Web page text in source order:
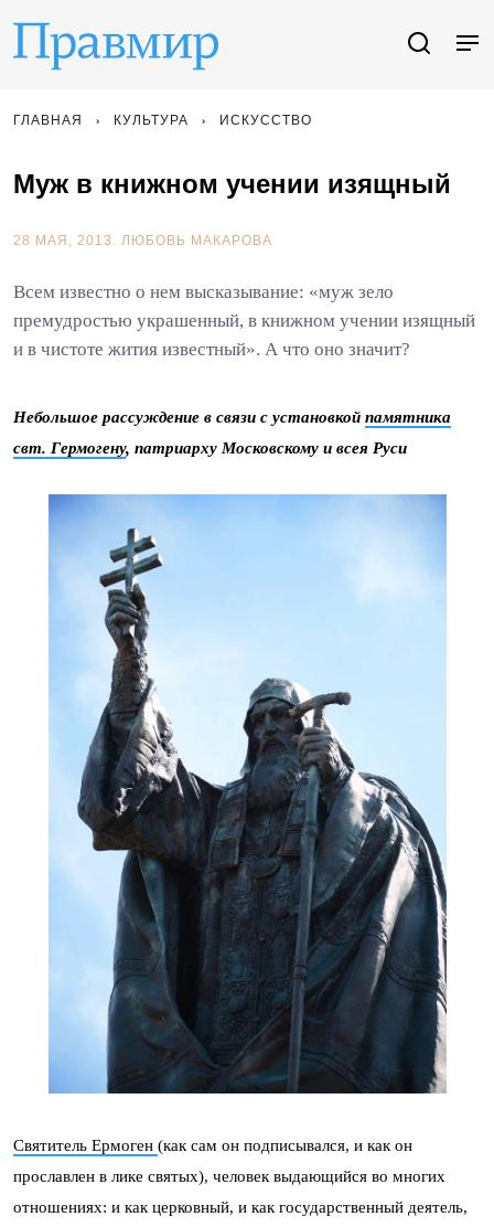
ГЛАВНАЯ КУЛЬТУРА ИСКУССТВО
Муж в книжном учении изящный
28 МАЯ, 2013. ЛЮБОВЬ МАКАРОВА
Всем известно о нем высказывание: «муж зело
премудростью украшенный, в книжном учении изящный
и в чистоте жития известный». А что оно значит?
Небольшое рассуждение в связи с установкой памятника
свт. Гермогену, патриарху Московскому и всея Руси
Святитель Ермоген (как сам он подписывался, и как он
прославлен в лике святых), человек выдающийся во многих
отношениях: и как церковный, и как государственный деятель,